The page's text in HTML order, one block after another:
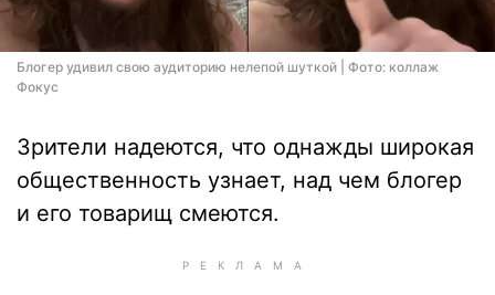
Блогер удивил свою аудиторию нелепой шуткой | Фото: коллаж
Фокус
Зрители надеются, что однажды широкая
общественность узнает, над чем блогер
и его товарищ смеются.